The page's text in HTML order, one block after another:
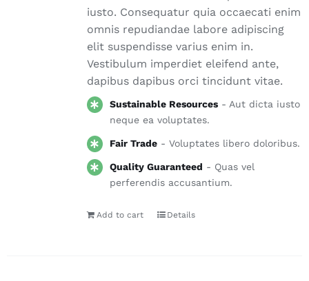
iusto. Consequatur quia occaecati enim
omnis repudiandae labore adipiscing
elit suspendisse varius enim in.
Vestibulum imperdiet eleifend ante,
dapibus dapibus orci tincidunt vitae.
Sustainable Resources - Aut dicta iusto
neque ea voluptates.
Fair Trade - Voluptates libero doloribus.
Quality Guaranteed - Quas vel
perferendis accusantium.
Add to cart Details